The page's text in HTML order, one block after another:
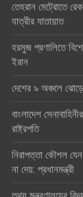
তেহরান মেট্রোতে
যাত্রীর যাতায়াত
হরমুজ প্রণালিতে
ইরান
দেশের ৯ অঞ্চলে
বাংলাদেশ
রাষ্ট্রপতি
নিরাপত্তা কৌশল
না দেয়: প্রধানমন্ত্রী